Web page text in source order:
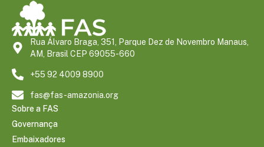
Rua Álvaro Braga, 351, Parque Dez de Novembro Manaus,
AM, Brasil CEP 69055-660
+55 92 4009 8900
fas@fas-amazonia.org
Sobre a FAS
Governança
Embaixadores